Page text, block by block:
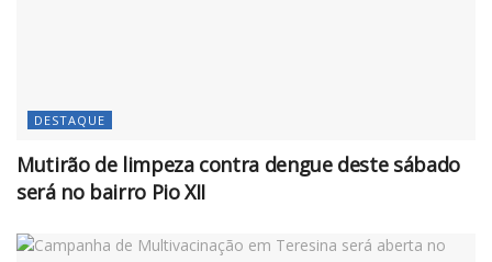
DESTAQUE
Mutirão de limpeza contra dengue deste sábado
será no bairro Pio XII